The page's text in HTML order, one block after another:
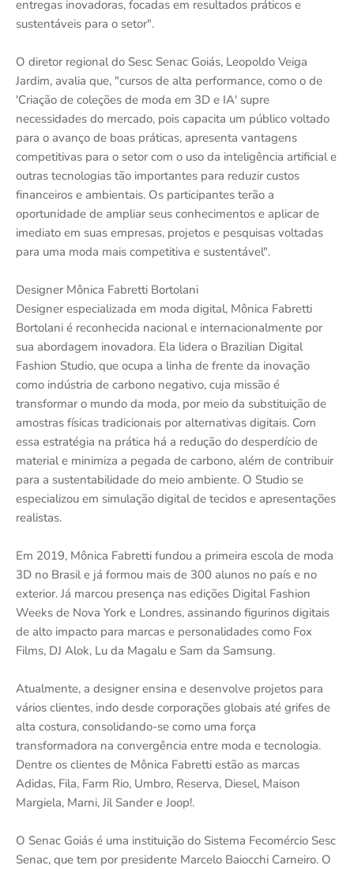
entregas inovadoras, focadas em resultados práticos e
sustentáveis para o setor".
O diretor regional do Sesc Senac Goiás, Leopoldo Veiga
Jardim, avalia que, "cursos de alta performance, como o de
'Criação de coleções de moda em 3D e IA' supre
necessidades do mercado, pois capacita um público voltado
para o avanço de boas práticas, apresenta vantagens
competitivas para o setor com o uso da inteligência artificial e
outras tecnologias tão importantes para reduzir custos
financeiros e ambientais. Os participantes terão a
oportunidade de ampliar seus conhecimentos e aplicar de
imediato em suas empresas, projetos e pesquisas voltadas
para uma moda mais competitiva e sustentável".
Designer Mônica Fabretti Bortolani
Designer especializada em moda digital, Mônica Fabretti
Bortolani é reconhecida nacional e internacionalmente por
sua abordagem inovadora. Ela lidera o Brazilian Digital
Fashion Studio, que ocupa a linha de frente da inovação
como indústria de carbono negativo, cuja missão é
transformar o mundo da moda, por meio da substituição de
amostras físicas tradicionais por alternativas digitais. Com
essa estratégia na prática há a redução do desperdício de
material e minimiza a pegada de carbono, além de contribuir
para a sustentabilidade do meio ambiente. O Studio se
especializou em simulação digital de tecidos e apresentações
realistas.
Em 2019, Mônica Fabretti fundou a primeira escola de moda
3D no Brasil e já formou mais de 300 alunos no país e no
exterior. Já marcou presença nas edições Digital Fashion
Weeks de Nova York e Londres, assinando figurinos digitais
de alto impacto para marcas e personalidades como Fox
Films, DJ Alok, Lu da Magalu e Sam da Samsung.
Atualmente, a designer ensina e desenvolve projetos para
vários clientes, indo desde corporações globais até grifes de
alta costura, consolidando-se como uma força
transformadora na convergência entre moda e tecnologia.
Dentre os clientes de Mônica Fabretti estão as marcas
Adidas, Fila, Farm Rio, Umbro, Reserva, Diesel, Maison
Margiela, Marni, Jil Sander e Joop!.
O Senac Goiás é uma instituição do Sistema Fecomércio Sesc
Senac, que tem por presidente Marcelo Baiocchi Carneiro. O